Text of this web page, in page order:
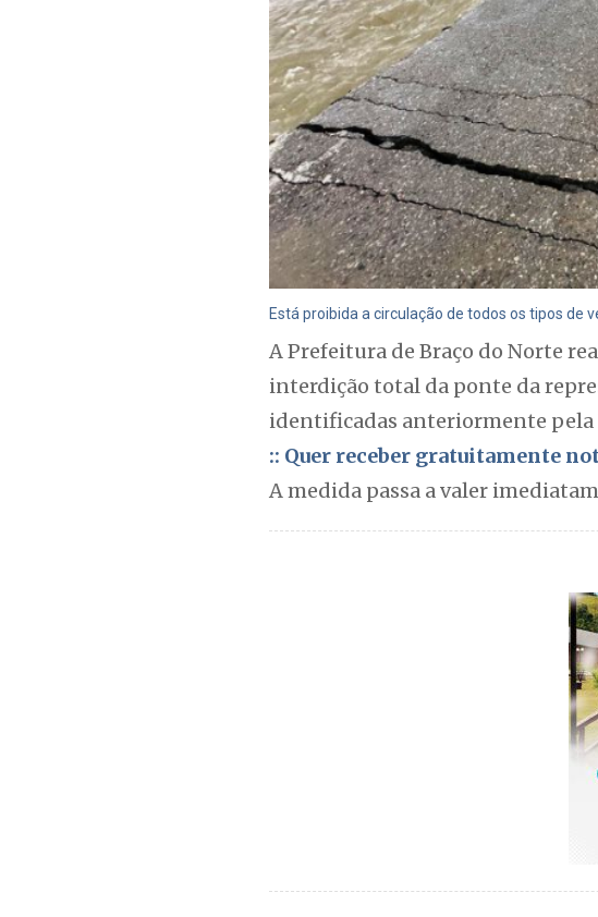
Está proibida a circulação de todos os tipos de
A Prefeitura de Braço do Norte
interdição total da ponte da
identificadas anteriormente pela
:: Quer receber gratuitamente
A medida passa a valer